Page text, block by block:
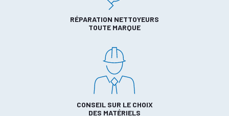
RÉPARATION NETTOYEURS
TOUTE MARQUE
CONSEIL SUR LE CHOIX
DES MATÉRIELS